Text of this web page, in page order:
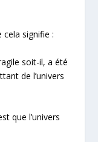
cela signifie :
soit-il, a été
de l’univers
que l’univers